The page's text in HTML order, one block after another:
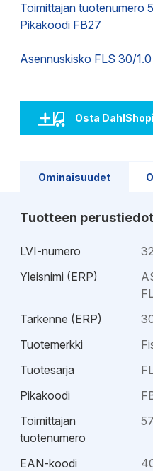
Toimittajan tuotenumero
Pikakoodi FB27
Asennuskisko FLS 30/
Osta
Ominaisuudet
Tuotteen perustiedot
LVI-numero
Yleisnimi (ERP)
Tarkenne (ERP)
Tuotemerkki
Tuotesarja
Pikakoodi
Toimittajan
tuotenumero
EAN-koodi